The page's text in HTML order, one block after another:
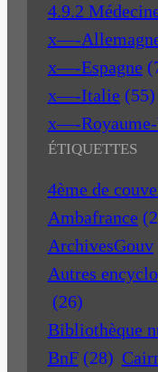
4.9.2
x—-
x—-Espagne
x—-Italie (55)
x—-
ÉTIQUETTES
4ème de
Ambafrance
ArchivesGouv
Autres
(26)
Bibliothèque
BnF (28)